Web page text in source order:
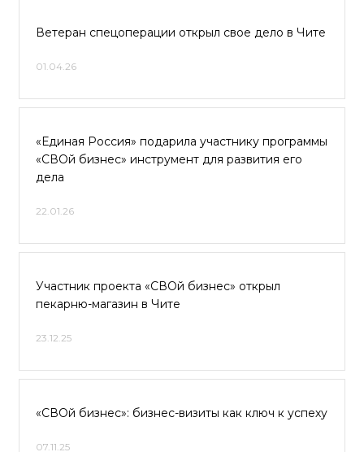
Ветеран спецоперации открыл свое дело в Чите
01.04.26
«Единая Россия» подарила участнику программы
«СВОй бизнес» инструмент для развития его
дела
22.01.26
Участник проекта «СВОй бизнес» открыл
пекарню-магазин в Чите
23.12.25
«СВОй бизнес»: бизнес-визиты как ключ к успеху
07.11.25